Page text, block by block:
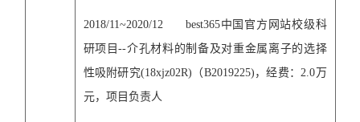
2018/11~2020/12
best365中国官方网站校级科
研项目--介孔材料的制备及对重金属离子的选择
性吸附研究(18xjz02R) （B2019225) ，经费：2.0 万
元，项目负责人